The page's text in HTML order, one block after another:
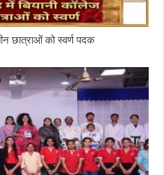
छात्राओं को स्वर्ण पदक